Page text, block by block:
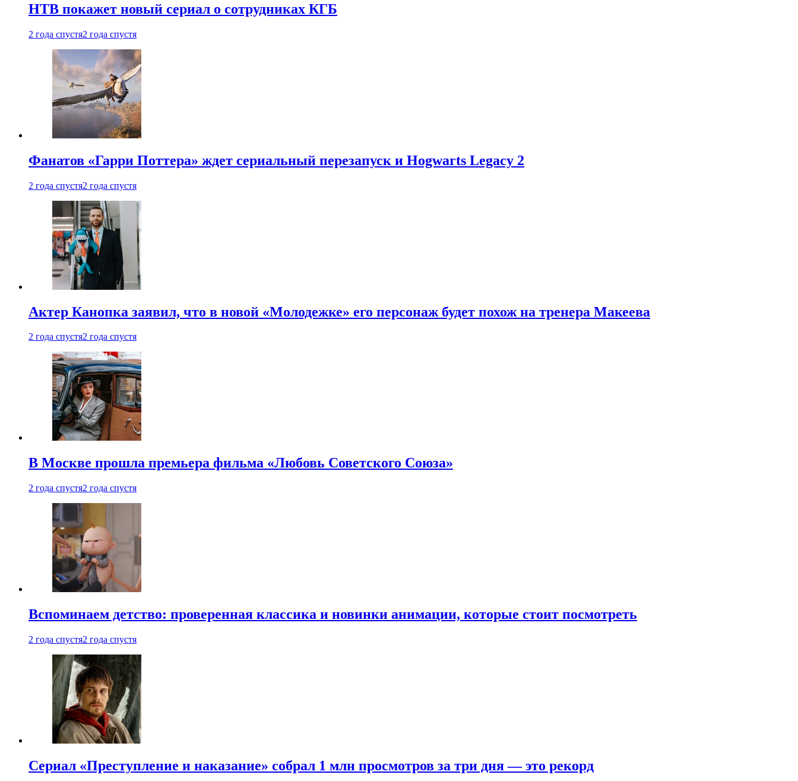
НТВ покажет новый сериал о сотрудниках КГБ
2 года спустя2 года спустя
Фанатов «Гарри Поттера» ждет сериальный перезапуск и Hogwarts Legacy 2
2 года спустя2 года спустя
Актер Канопка заявил, что в новой «Молодежке» его персонаж будет похож на тренера Макеева
2 года спустя2 года спустя
В Москве прошла премьера фильма «Любовь Советского Союза»
2 года спустя2 года спустя
Вспоминаем детство: проверенная классика и новинки анимации, которые стоит посмотреть
2 года спустя2 года спустя
Сериал «Преступление и наказание» собрал 1 млн просмотров за три дня — это рекорд